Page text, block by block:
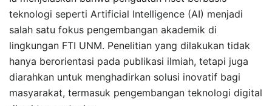
teknologi seperti Artificial Intelligence (AI) menjadi
salah satu fokus pengembangan akademik di
lingkungan FTI UNM. Penelitian yang dilakukan tidak
hanya berorientasi pada publikasi ilmiah, tetapi juga
diarahkan untuk menghadirkan solusi inovatif bagi
masyarakat, termasuk pengembangan teknologi digital